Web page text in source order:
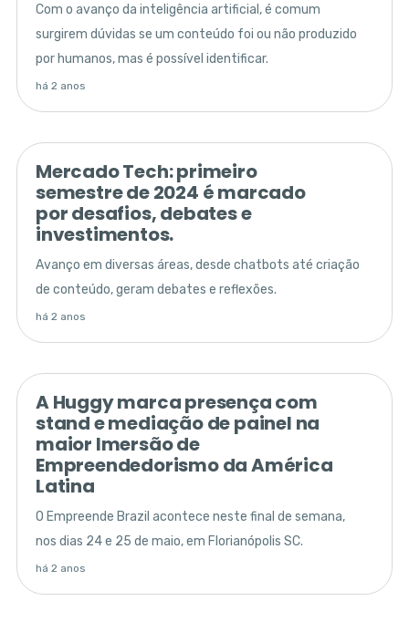
Com o avanço da inteligência artificial, é comum
surgirem dúvidas se um conteúdo foi ou não produzido
por humanos, mas é possível identificar.
há 2 anos
Mercado Tech: primeiro
semestre de 2024 é marcado
por desafios, debates e
investimentos.
Avanço em diversas áreas, desde chatbots até criação
de conteúdo, geram debates e reflexões.
há 2 anos
A Huggy marca presença com
stand e mediação de painel na
maior Imersão de
Empreendedorismo da América
Latina
O Empreende Brazil acontece neste final de semana,
nos dias 24 e 25 de maio, em Florianópolis SC.
há 2 anos